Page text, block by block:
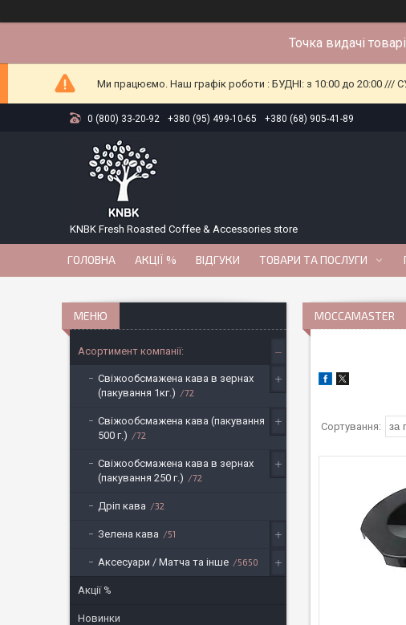
Точка видачі
Ми працюємо. Наш графік роботи : БУДНІ: з 10:00 до 20:00 ///
0 (800) 33-20-92 +380 (95) 499-10-65 +380 (68) 905-41-89
KNBK Fresh Roasted Coffee & Accessories store
ГОЛОВНА АКЦІЇ % ВІДГУКИ ТОВАРИ ТА ПОСЛУГИ
MOCCAMASTER
Асортимент компанії:
Свіжообсмажена кава в зернах
(пакування 1кг.)
72
Свіжообсмажена кава (пакування
500 г.)
72
Свіжообсмажена кава в зернах
(пакування 250 г.)
72
Дріп кава 32
Зелена кава 51
Аксесуари / Матча та інше 5650
Акції %
Новинки